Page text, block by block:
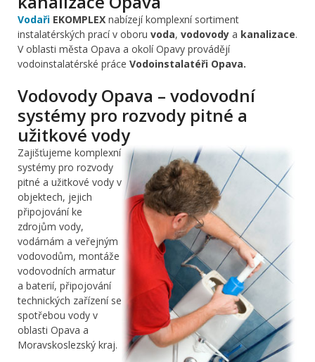
Vodaři EKOMPLEX nabízejí komplexní sortiment
instalatérských prací v oboru voda, vodovody a kanalizace.
V oblasti města Opava a okolí Opavy provádějí
vodoinstalatérské práce Vodoinstalatéři Opava.
Vodovody Opava – vodovodní
systémy pro rozvody pitné a
užitkové vody
Zajišťujeme komplexní
systémy pro rozvody
pitné a užitkové vody v
objektech, jejich
připojování ke
zdrojům vody,
vodárnám a veřejným
vodovodům, montáže
vodovodních armatur
a baterií, připojování
technických zařízení se
spotřebou vody v
oblasti Opava a
Moravskoslezský kraj.